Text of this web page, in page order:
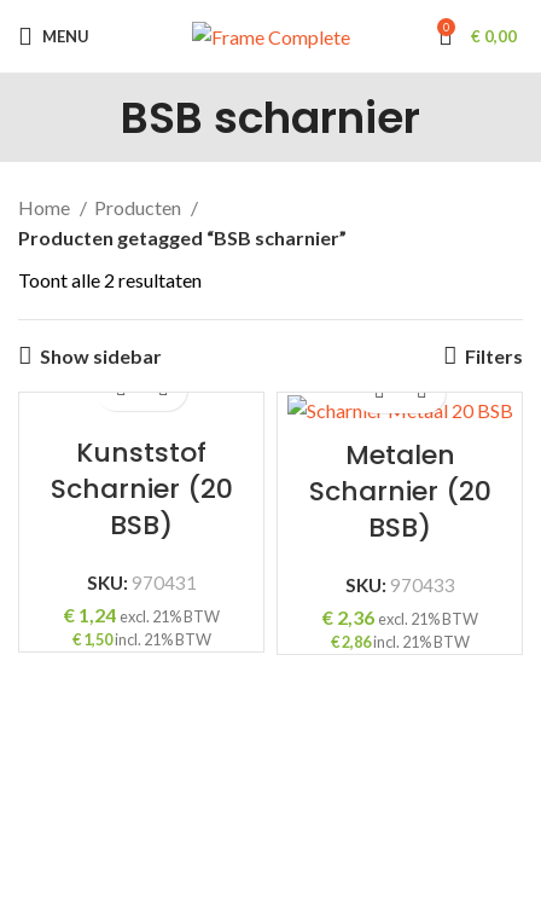
MENU 0 € 0,00
BSB scharnier
Home
Producten
Producten getagged “BSB scharnier”
Toont alle 2 resultatenGesorteerd
naar
Show sidebar Filters
Kunststof
Scharnier (20
BSB)
SKU: 970431
€1,24 excl. 21% BTW
€1,50incl. 21% BTW
Metalen
Scharnier (20
BSB)
SKU: 970433
€2,36 excl. 21% BTW
€2,86incl. 21% BTW